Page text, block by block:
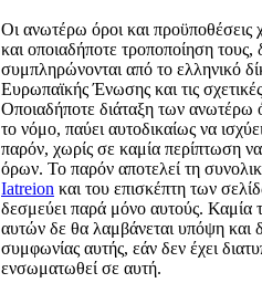
Οι ανωτέρω όροι και προϋποθέσεις
και οποιαδήποτε τροποποίηση τους,
συμπληρώνονται από το ελληνικό
Ευρωπαϊκής Ένωσης και τις
Οποιαδήποτε διάταξη των ανωτέρω
το νόμο, παύει αυτοδικαίως να
παρόν, χωρίς σε καμία περίπτωση
όρων. Το παρόν αποτελεί τη
Iatreion και του επισκέπτη των
δεσμεύει παρά μόνο αυτούς. Καμία
αυτών δε θα λαμβάνεται υπόψη και
συμφωνίας αυτής, εάν δεν έχει
ενσωματωθεί σε αυτή.